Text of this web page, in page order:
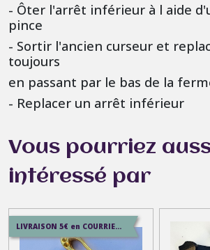
- Ôter l'arrêt inférieur à l aide
pince
- Sortir l'ancien curseur et
toujours
en passant par le bas de la
- Replacer un arrêt inférieur
Vous pourriez
intéressé par
LIVRAISON 5€ en COURRIER SUIVI , 7.5€ en SERVICE+ , 12.9€ en COLISSIMO